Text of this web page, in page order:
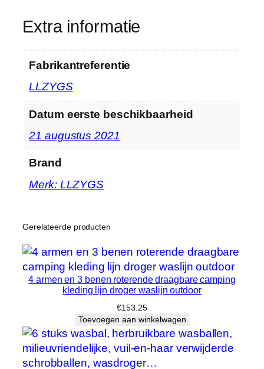
t
f
g
r
o
e
o
e
v
Extra informatie
Fabrikantreferentie
LLZYGS
Datum eerste beschikbaarheid
21 augustus 2021
Brand
Merk: LLZYGS
Gerelateerde producten
4 armen en 3 benen roterende draagbare camping
kleding lijn droger waslijn outdoor
€153.25
Toevoegen aan winkelwagen